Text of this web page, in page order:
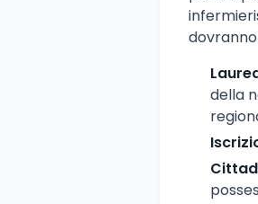
dovranno
della